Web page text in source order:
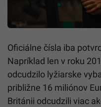
Oficiálne čísla iba
Napríklad len v roku
odcudzilo lyžiarske
približne 16 miliónov
Británii odcudzili viac